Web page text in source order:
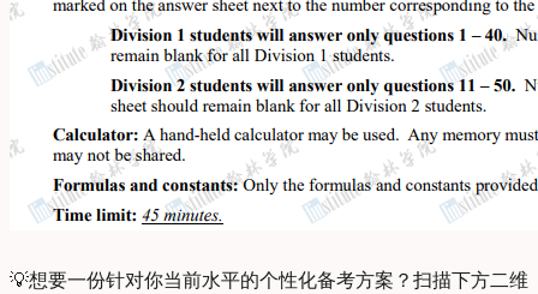
💡想要一份针对你当前水平的个性化备考方案？扫描下方二维